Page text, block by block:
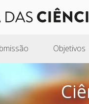
Objetivos